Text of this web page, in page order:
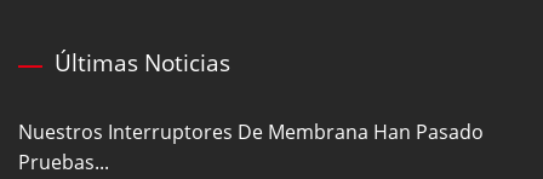
Últimas Noticias
Nuestros Interruptores De Membrana Han Pasado
Pruebas...